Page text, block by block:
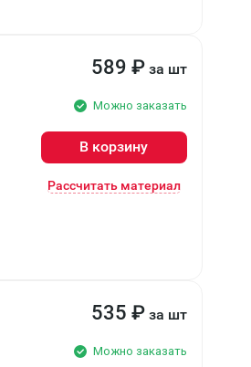
589 ₽ за шт
Можно заказать
В корзину
Рассчитать материал
535 ₽ за шт
Можно заказать